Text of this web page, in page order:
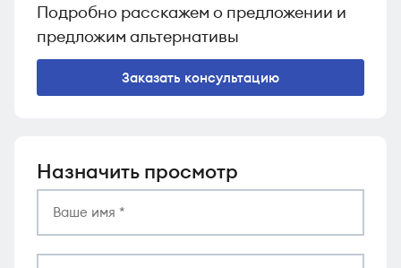
Подробно расскажем о предложении и
предложим альтернативы
Заказать консультацию
Назначить просмотр